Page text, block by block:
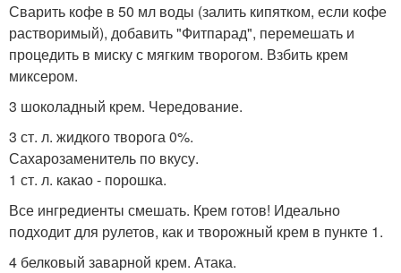
Сварить кофе в 50 мл воды (залить кипятком, если кофе
растворимый), добавить "Фитпарад", перемешать и
процедить в миску с мягким творогом. Взбить крем
миксером.
3 шоколадный крем. Чередование.
3 ст. л. жидкого творога 0%.
Сахарозаменитель по вкусу.
1 ст. л. какао - порошка.
Все ингредиенты смешать. Крем готов! Идеально
подходит для рулетов, как и творожный крем в пункте 1.
4 белковый заварной крем. Атака.